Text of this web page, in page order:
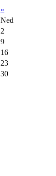
»
Ned
2
9
16
23
30